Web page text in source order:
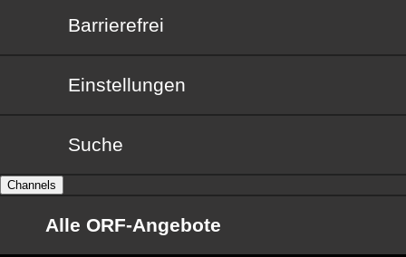
Barrierefrei
Barrierefrei
Einstellungen
Suche
Channels
Alle ORF-Angebote